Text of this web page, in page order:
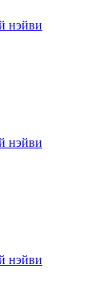
нэйви
нэйви
нэйви